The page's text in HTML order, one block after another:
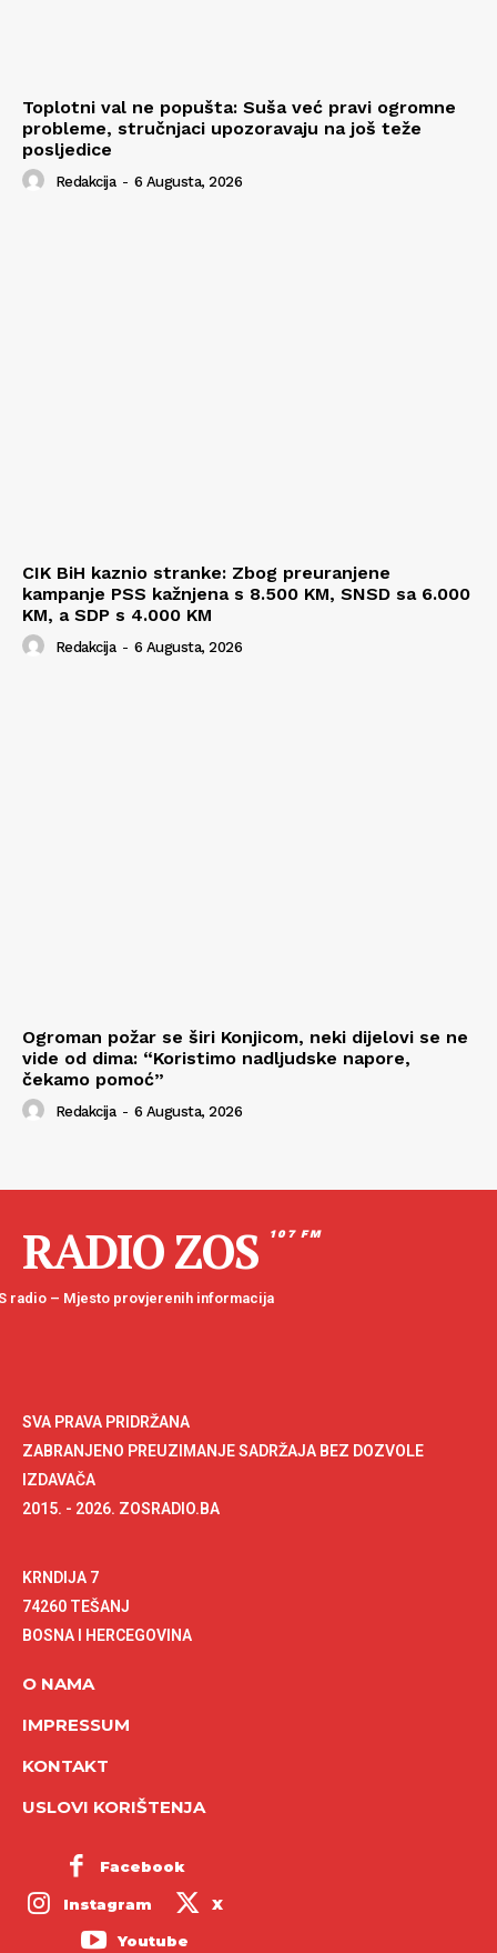
Toplotni val ne popušta: Suša već pravi ogromne
probleme, stručnjaci upozoravaju na još teže
posljedice
Redakcija - 6 Augusta, 2026
CIK BiH kaznio stranke: Zbog preuranjene
kampanje PSS kažnjena s 8.500 KM, SNSD sa 6.000
KM, a SDP s 4.000 KM
Redakcija - 6 Augusta, 2026
Ogroman požar se širi Konjicom, neki dijelovi se ne
vide od dima: “Koristimo nadljudske napore,
čekamo pomoć”
Redakcija - 6 Augusta, 2026
RADIO ZOS 107 FM
radio – Mjesto provjerenih informacija
SVA PRAVA PRIDRŽANA
ZABRANJENO PREUZIMANJE SADRŽAJA BEZ DOZVOLE
IZDAVAČA
2015. - 2026. ZOSRADIO.BA
KRNDIJA 7
74260 TEŠANJ
BOSNA I HERCEGOVINA
O NAMA
IMPRESSUM
KONTAKT
USLOVI KORIŠTENJA
Facebook
Instagram X
Youtube